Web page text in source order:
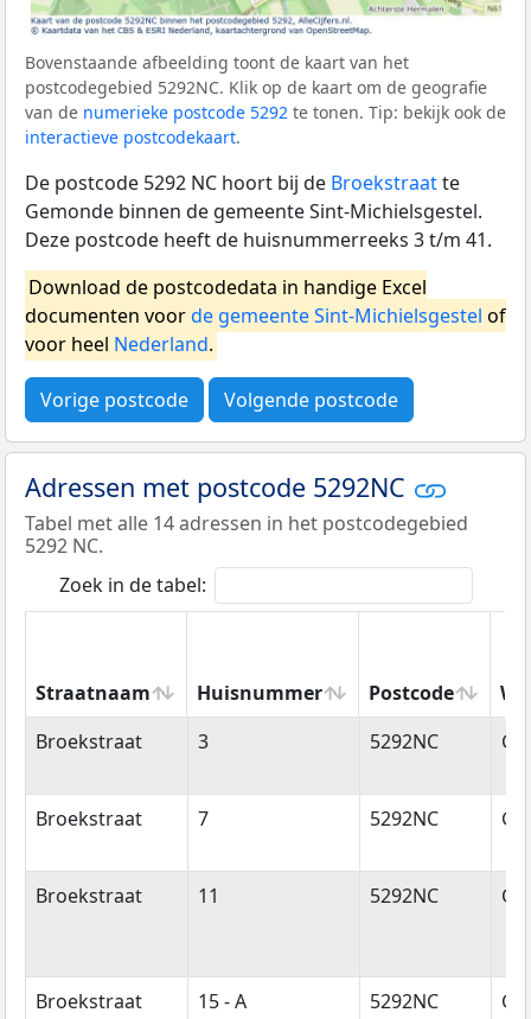
Bovenstaande afbeelding toont de kaart van het
postcodegebied 5292NC. Klik op de kaart om de geografie
van de numerieke postcode 5292 te tonen. Tip: bekijk ook de
interactieve postcodekaart.
De postcode 5292 NC hoort bij de Broekstraatte
Gemonde binnen de gemeente Sint-Michielsgestel.
Deze postcode heeft de huisnummerreeks 3 t/m 41.
Download de postcodedata in handige Excel
documenten voorde gemeente Sint-Michielsgestel of
voor heel Nederland.
Vorige postcode Volgende postcode
Adressen met postcode 5292NC
Tabel met alle 14 adressen in het postcodegebied
5292 NC.
Zoek in de tabel:
Straatnaam Huisnummer Postcode
Straatnaam
Huisnummer Postcode
Broekstraat 3 5292NC
Broekstraat 7 5292NC
Broekstraat 11 5292NC
Broekstraat 15 - A 5292NC